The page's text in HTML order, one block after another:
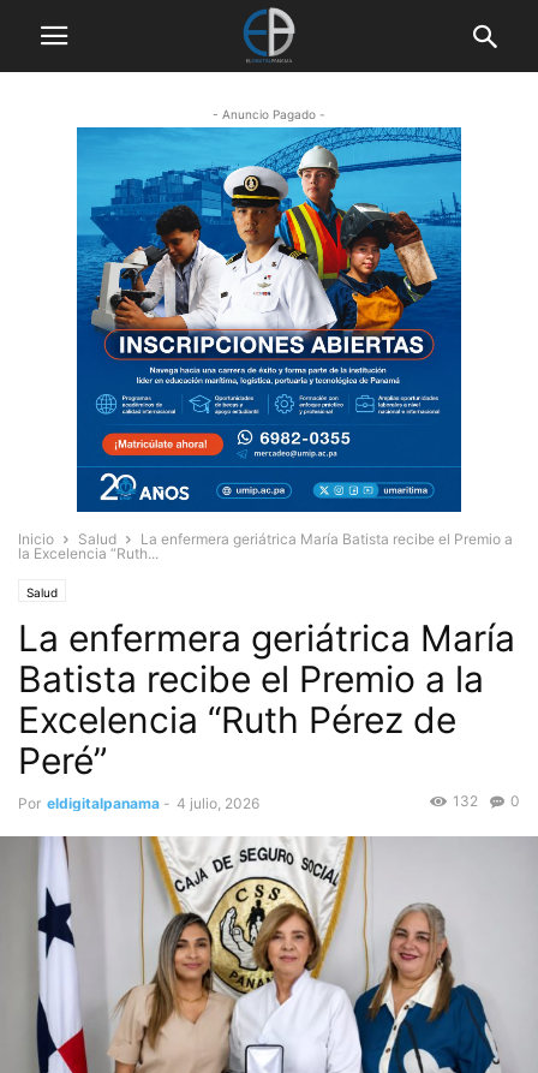
- Anuncio Pagado -
Inicio Salud
La enfermera geriátrica María Batista recibe el Premio a
la Excelencia “Ruth...
Salud
La enfermera geriátrica María
Batista recibe el Premio a la
Excelencia “Ruth Pérez de
Peré”
Por eldigitalpanama - 4 julio, 2026 0
132